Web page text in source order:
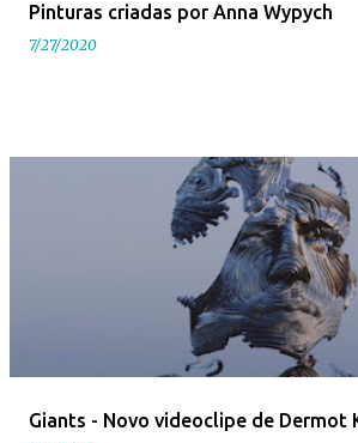
Pinturas criadas por Anna Wypych
7/27/2020
Giants - Novo videoclipe de Dermot